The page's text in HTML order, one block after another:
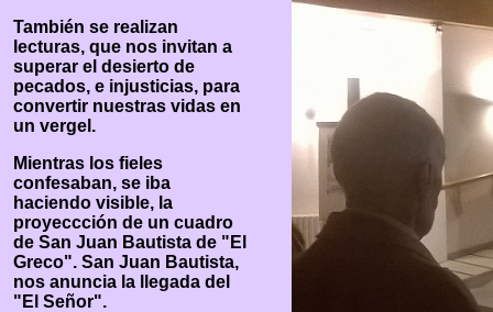
También se realizan
lecturas, que nos invitan a
superar el desierto de
pecados, e injusticias, para
convertir nuestras vidas en
un vergel.
Mientras los fieles
confesaban, se iba
haciendo visible, la
proyeccción de un cuadro
de San Juan Bautista de "El
Greco". San Juan Bautista,
nos anuncia la llegada del
"El Señor".